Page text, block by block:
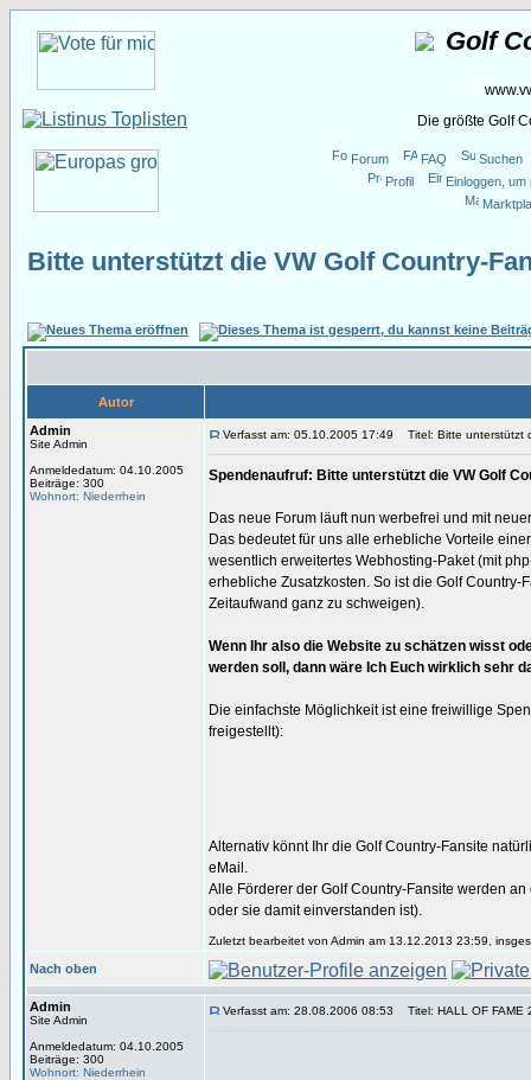
Golf
Die größte Golf
Forum FAQ
Suchen
Profil
Einloggen,
Bitte unterstützt die VW Golf Country-
Autor
Admin
Site Admin
Anmeldedatum: 04.10.2005
Beiträge: 300
Wohnort: Niederrhein
Verfasst am: 05.10.2005 17:49 Titel: Bitte unterstützt
Spendenaufruf: Bitte unterstützt die VW Golf
Das neue Forum läuft nun werbefrei und mit
Das bedeutet für uns alle erhebliche Vorteile
wesentlich erweitertes Webhosting-Paket (mit
erhebliche Zusatzkosten. So ist die Golf
Zeitaufwand ganz zu schweigen).
Wenn Ihr also die Website zu schätzen wisst
werden soll, dann wäre Ich Euch wirklich sehr
Die einfachste Möglichkeit ist eine freiwillige
freigestellt):
Alternativ könnt Ihr die Golf Country-Fansite
eMail.
Alle Förderer der Golf Country-Fansite werden
oder sie damit einverstanden ist).
Zuletzt bearbeitet von Admin am 13.12.2013 23:59,
Nach oben
Admin
Site Admin
Anmeldedatum: 04.10.2005
Beiträge: 300
Wohnort: Niederrhein
Verfasst am: 28.08.2006 08:53 Titel: HALL OF FAME